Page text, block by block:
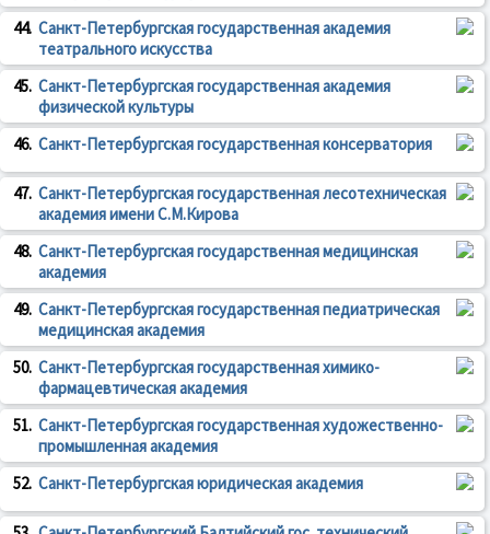
44. Санкт-Петербургская государственная академия
театрального искусства
45. Санкт-Петербургская государственная академия
физической культуры
46. Санкт-Петербургская государственная консерватория
47. Санкт-Петербургская государственная лесотехническая
академия имени С.М.Кирова
48. Санкт-Петербургская государственная медицинская
академия
49. Санкт-Петербургская государственная педиатрическая
медицинская академия
50. Санкт-Петербургская государственная химико-
фармацевтическая академия
51. Санкт-Петербургская государственная художественно-
промышленная академия
52. Санкт-Петербургская юридическая академия